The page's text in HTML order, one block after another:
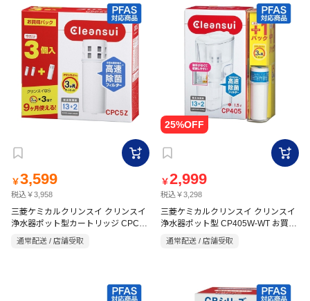
￥3,599
税込￥3,958
三菱ケミカルクリンスイ クリンスイ
浄水器ポット型カートリッジ CPC5Z
3個セット
通常配送 / 店舗受取
￥2,999
税込￥3,298
三菱ケミカルクリンスイ クリンスイ
浄水器ポット型 CP405W-WT お買い
得セット
通常配送 / 店舗受取